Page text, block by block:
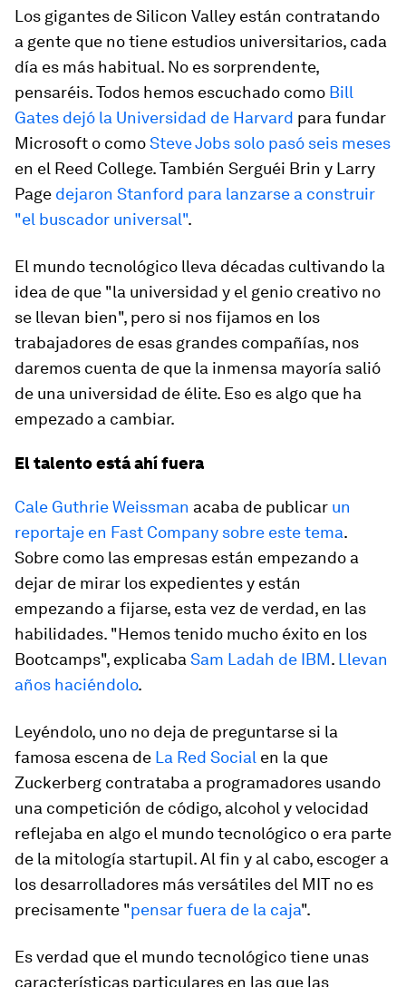
Los gigantes de Silicon Valley están contratando
a gente que no tiene estudios universitarios, cada
día es más habitual. No es sorprendente,
pensaréis. Todos hemos escuchado como Bill
Gates dejó la Universidad de Harvard para fundar
Microsoft o comoSteve Jobs solo pasó seis meses
en el Reed College. También Serguéi Brin y Larry
Page dejaron Stanford para lanzarse a construir
"el buscador universal".
El mundo tecnológico lleva décadas cultivando la
idea de que "la universidad y el genio creativo no
se llevan bien", pero si nos fijamos en los
trabajadores de esas grandes compañías, nos
daremos cuenta de que la inmensa mayoría salió
de una universidad de élite. Eso es algo que ha
empezado a cambiar.
El talento está ahí fuera
Cale Guthrie Weissman acaba de publicar un
reportaje en Fast Company sobre este tema.
Sobre como las empresas están empezando a
dejar de mirar los expedientes y están
empezando a fijarse, esta vez de verdad, en las
habilidades. "Hemos tenido mucho éxito en los
Bootcamps", explicaba Sam Ladah de IBM. Llevan
años haciéndolo.
Leyéndolo, uno no deja de preguntarse si la
famosa escena de La Red Social en la que
Zuckerberg contrataba a programadores usando
una competición de código, alcohol y velocidad
reflejaba en algo el mundo tecnológico o era parte
de la mitología startupil. Al fin y al cabo, escoger a
los desarrolladores más versátiles del MIT no es
precisamente "pensar fuera de la caja".
Es verdad que el mundo tecnológico tiene unas
características particulares en las que las